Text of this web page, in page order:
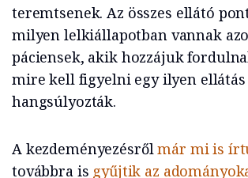
teremtsenek. Az összes ellátó
milyen lelkiállapotban vannak
páciensek, akik hozzájuk
mire kell figyelni egy ilyen ellátás
hangsúlyozták.
A kezdeményezésrőlmár mi is
továbbra is gyűjtik az